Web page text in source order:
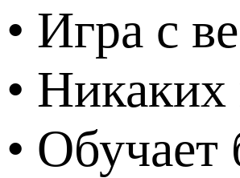
• Игра с
•
•